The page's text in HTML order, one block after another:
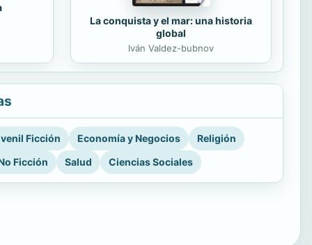
La conquista y el mar: una historia
global
Iván Valdez-bubnov
Ficción Economía y Negocios
Religión
Ficción
Salud Ciencias Sociales